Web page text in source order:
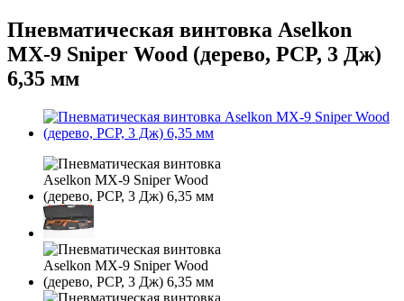
Пневматическая винтовка Aselkon
MX-9 Sniper Wood (дерево, PCP, 3 Дж)
6,35 мм